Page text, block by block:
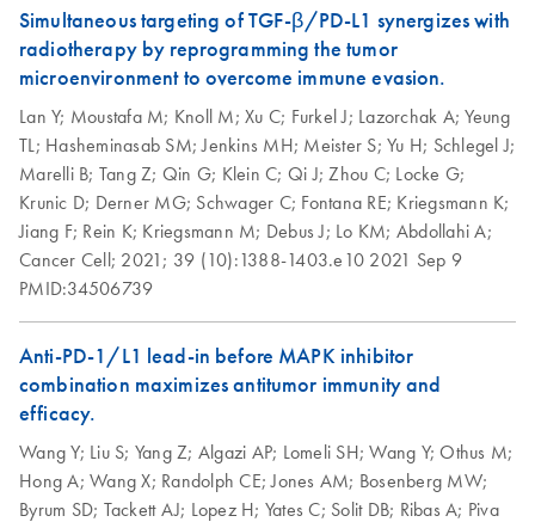
AllPrep
DNA/RNA Mini
EN PDF(625.9KB) Download
QIAwave
DNA/RNA Mini
Kit Handbook
EN PDF(526.1KB) Download
Protocol
AllPrep
DNA/RNA Mini
Kit, Part 1 (EN)
EN PDF(464.5KB) Download
AllPrep
DNA/RNA Mini
Kit, Part 2 (EN)
EN PDF(456.3KB) Download
components
Step up your sustainability by recycling your labware. This
handy guide will show you how to quickly and easily
recycle kit components and reduce plastic waste in your
lab.
Simultaneous targeting of TGF-β/PD-L1 synergizes with
radiotherapy by reprogramming the tumor
microenvironment to overcome immune evasion.
Lan Y; Moustafa M; Knoll M; Xu C; Furkel J; Lazorchak A;Yeung
TL; Hasheminasab SM;Jenkins MH; Meister S; Yu H; Schlegel J;
Marelli B; Tang Z; Qin G; Klein C; Qi J; Zhou C; Locke G;
Krunic D; Derner MG; Schwager C; Fontana RE; Kriegsmann K;
Jiang F; Rein K; Kriegsmann M; Debus J; Lo KM; Abdollahi A;
Cancer Cell; 2021; 39 (10):1388-1403.e10 2021 Sep 9
PMID:34506739
Anti-PD-1/L1 lead-in before MAPK inhibitor
combination maximizes antitumor immunity and
efficacy.
Wang Y; Liu S; Yang Z; Algazi AP; Lomeli SH;Wang Y;Othus M;
Hong A; Wang X; Randolph CE;Jones AM; Bosenberg MW;
Byrum SD; Tackett AJ; Lopez H; Yates C; Solit DB; Ribas A; Piva